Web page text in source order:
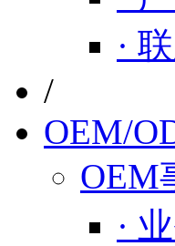
·
/
OEM/
OEM
·